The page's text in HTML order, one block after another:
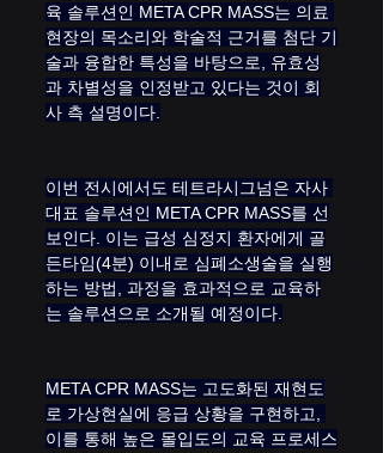
육 솔루션인 META CPR MASS는 의료
현장의 목소리와 학술적 근거를 첨단 기
술과 융합한 특성을 바탕으로, 유효성
과 차별성을 인정받고 있다는 것이 회
사 측 설명이다.
이번 전시에서도 테트라시그넘은 자사
대표 솔루션인 META CPR MASS를 선
보인다. 이는 급성 심정지 환자에게 골
든타임(4분) 이내로 심폐소생술을 실행
하는 방법, 과정을 효과적으로 교육하
는 솔루션으로 소개될 예정이다.
META CPR MASS는 고도화된 재현도
로 가상현실에 응급 상황을 구현하고,
이를 통해 높은 몰입도의 교육 프로세스